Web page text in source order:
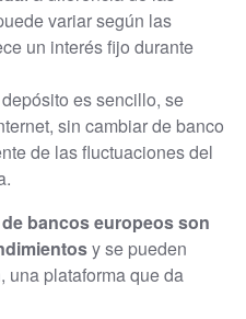
variar según las
un interés fijo durante
es sencillo, se
sin cambiar de banco
de las fluctuaciones del
bancos europeos son
y se pueden
, una plataforma que da